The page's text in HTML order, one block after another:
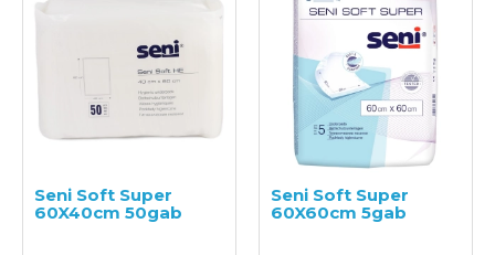
Seni Soft Super
60X40cm 50gab
Seni Soft Super
60X60cm 5gab